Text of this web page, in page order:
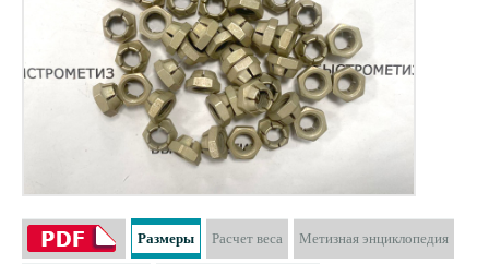
Размеры Расчет веса Метизная энциклопедия